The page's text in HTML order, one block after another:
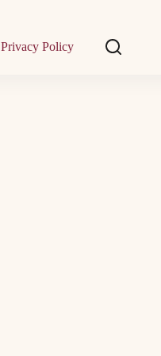
Privacy Policy